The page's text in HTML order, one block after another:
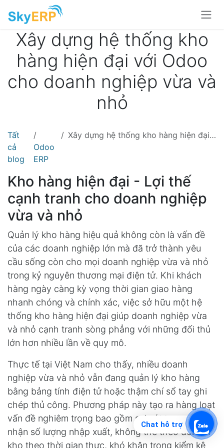
Skip to Content
Xây dựng hệ thống kho
hàng hiện đại với Odoo
cho doanh nghiệp vừa và
nhỏ
Tất
cả
blog
Odoo
ERP
Xây dựng hệ thống kho hàng hiện đại với Odoo cho doanh nghiệp vừa và nhỏ
Kho hàng hiện đại - Lợi thế
cạnh tranh cho doanh nghiệp
vừa và nhỏ
Quản lý kho hàng hiệu quả không còn là vấn đề
của các doanh nghiệp lớn mà đã trở thành yêu
cầu sống còn cho mọi doanh nghiệp vừa và nhỏ
trong kỷ nguyên thương mại điện tử. Khi khách
hàng ngày càng kỳ vọng thời gian giao hàng
nhanh chóng và chính xác, việc sở hữu một hệ
thống kho hàng hiện đại giúp doanh nghiệp vừa
và nhỏ cạnh tranh sòng phẳng với những đối thủ
lớn hơn nhiều lần về quy mô.
Thực tế tại Việt Nam cho thấy, nhiều doanh
nghiệp vừa và nhỏ vẫn đang quản lý kho hàng
bằng bảng tính điện tử hoặc thậm chí sổ tay ghi
chép thủ công. Phương pháp này tạo ra hàng loạt
vấn đề nghiêm trọng bao gồm sai sót trong ghi
nhận số lượng nhập xuất, không thể theo dõi tồn
kho theo thời gian thực, khó khăn trong kiểm kê
Chat hỗ trợ